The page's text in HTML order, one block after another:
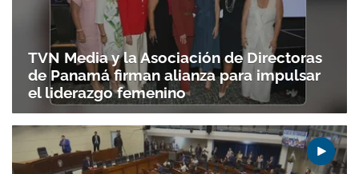
TVN Media y la Asociación de Directoras
de Panamá firman alianza para impulsar
el liderazgo femenino